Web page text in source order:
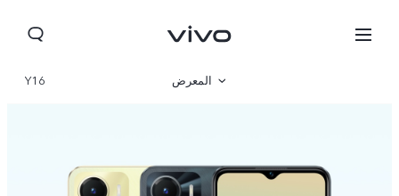
Y16 المعرض
المواصفات